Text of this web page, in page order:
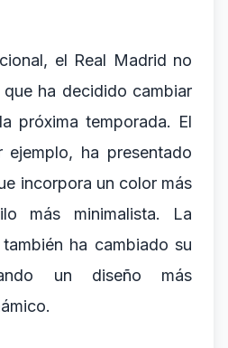
el Real Madrid no
ha decidido cambiar
próxima temporada. El
ejemplo, ha presentado
incorpora un color más
más minimalista. La
ha cambiado su
un diseño más